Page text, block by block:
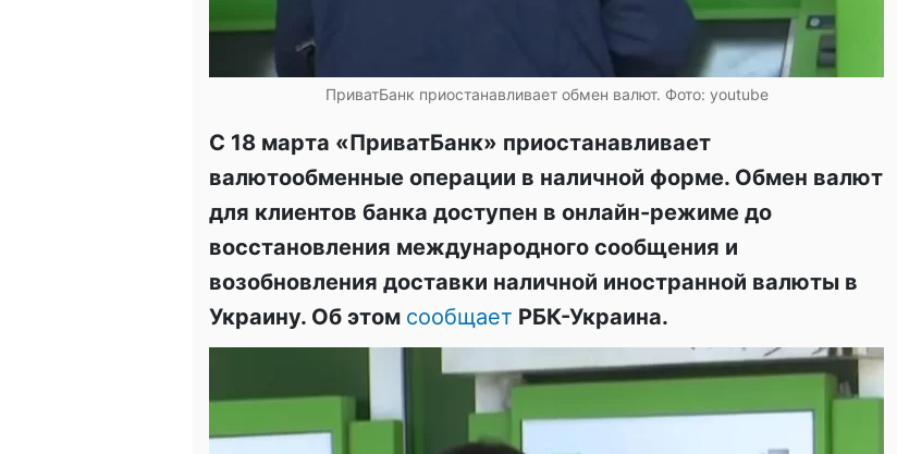
ПриватБанк приостанавливает обмен валют. Фото: youtube
С 18 марта «ПриватБанк» приостанавливает
валютообменные операции в наличной форме. Обмен валют
для клиентов банка доступен в онлайн-режиме до
восстановления международного сообщения и
возобновления доставки наличной иностранной валюты в
Украину. Об этом сообщает РБК-Украина.